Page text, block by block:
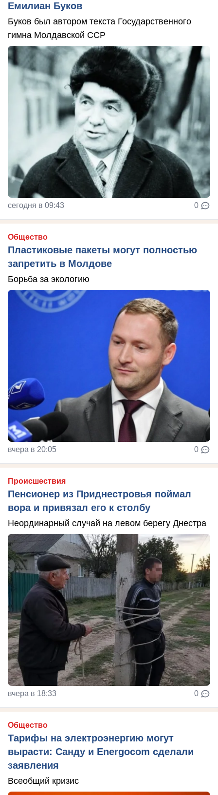
Емилиан Буков
Буков был автором текста Государственного
гимна Молдавской ССР
сегодня в 09:43 0
Общество
Пластиковые пакеты могут полностью
запретить в Молдове
Борьба за экологию
вчера в 20:05 0
Происшествия
Пенсионер из Приднестровья поймал
вора и привязал его к столбу
Неординарный случай на левом берегу Днестра
вчера в 18:33 0
Общество
Тарифы на электроэнергию могут
вырасти: Санду и Energocom сделали
заявления
Всеобщий кризис